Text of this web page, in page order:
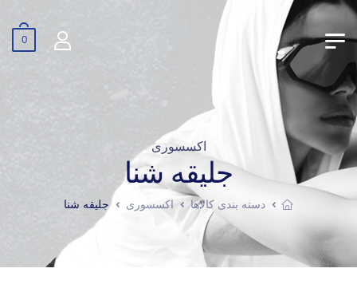
0
اکسسوری
جلیقه شنا
دسته بندی کالاها اکسسوری جلیقه شنا